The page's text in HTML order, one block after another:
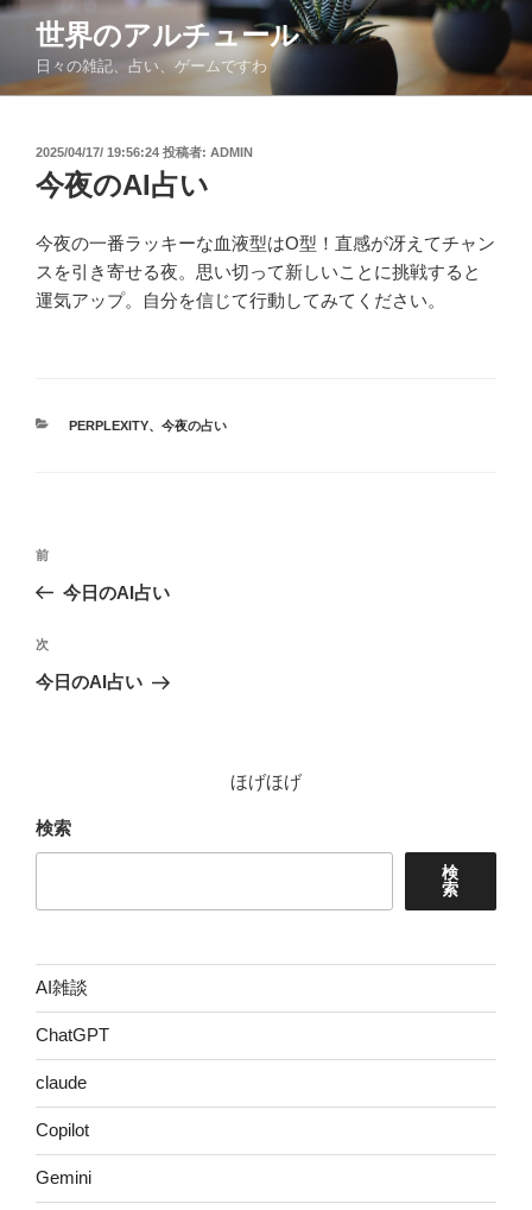
コ
ン
世界のアルチュール
日々の雑記、占い、ゲームですわ
投
稿
日:
2025/04/17/ 19:56:24 投稿者: ADMIN
今夜のAI占い
今夜の一番ラッキーな血液型はO型！直感が冴えてチャン
スを引き寄せる夜。思い切って新しいことに挑戦すると
運気アップ。自分を信じて行動してみてください。
カ
PERPLEXITY、 今夜の占い
投
ビ
ゲ
前
の
稿
前
今日のAI占い
次
の
次
今日のAI占い
ほげほげ
検索
検
索
AI雑談
ChatGPT
claude
Copilot
Gemini